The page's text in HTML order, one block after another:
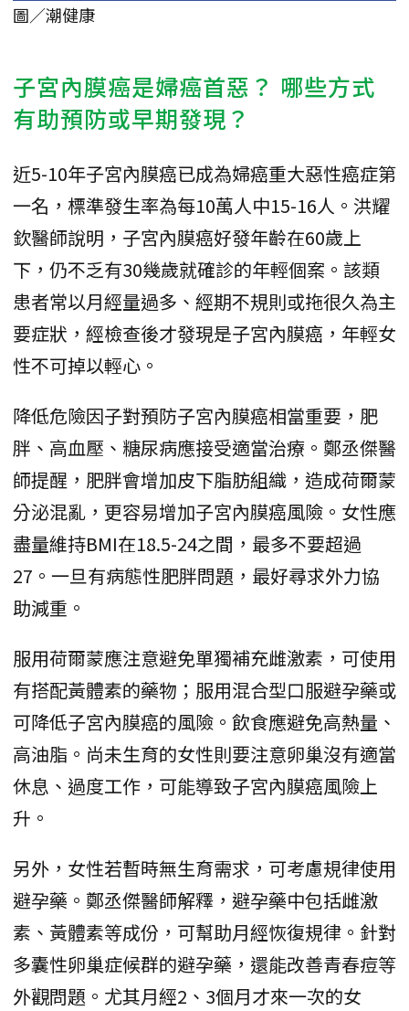
圖／潮健康
子宮內膜癌是婦癌首惡？ 哪些方式
有助預防或早期發現？
近5-10年子宮內膜癌已成為婦癌重大惡性癌症第
一名，標準發生率為每10萬人中15-16人。洪耀
欽醫師說明，子宮內膜癌好發年齡在60歲上
下，仍不乏有30幾歲就確診的年輕個案。該類
患者常以月經量過多、經期不規則或拖很久為主
要症狀，經檢查後才發現是子宮內膜癌，年輕女
性不可掉以輕心。
降低危險因子對預防子宮內膜癌相當重要，肥
胖、高血壓、糖尿病應接受適當治療。鄭丞傑醫
師提醒，肥胖會增加皮下脂肪組織，造成荷爾蒙
分泌混亂，更容易增加子宮內膜癌風險。女性應
盡量維持BMI在18.5-24之間，最多不要超過
27。一旦有病態性肥胖問題，最好尋求外力協
助減重。
服用荷爾蒙應注意避免單獨補充雌激素，可使用
有搭配黃體素的藥物；服用混合型口服避孕藥或
可降低子宮內膜癌的風險。飲食應避免高熱量、
高油脂。尚未生育的女性則要注意卵巢沒有適當
休息、過度工作，可能導致子宮內膜癌風險上
升。
另外，女性若暫時無生育需求，可考慮規律使用
避孕藥。鄭丞傑醫師解釋，避孕藥中包括雌激
素、黃體素等成份，可幫助月經恢復規律。針對
多囊性卵巢症候群的避孕藥，還能改善青春痘等
外觀問題。尤其月經2、3個月才來一次的女